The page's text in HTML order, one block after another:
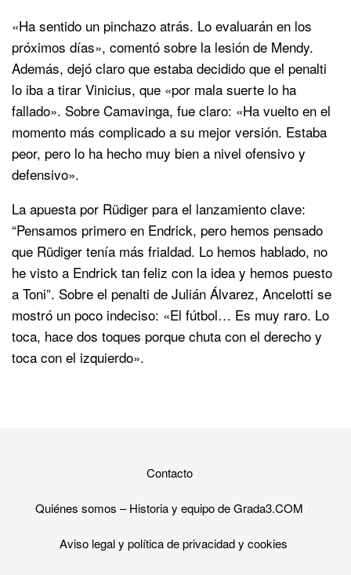
«Ha sentido un pinchazo atrás. Lo evaluarán en los
próximos días», comentó sobre la lesión de Mendy.
Además, dejó claro que estaba decidido que el penalti
lo iba a tirar Vinicius, que «por mala suerte lo ha
fallado». Sobre Camavinga, fue claro: «Ha vuelto en el
momento más complicado a su mejor versión. Estaba
peor, pero lo ha hecho muy bien a nivel ofensivo y
defensivo».
La apuesta por Rüdiger para el lanzamiento clave:
“Pensamos primero en Endrick, pero hemos pensado
que Rüdiger tenía más frialdad. Lo hemos hablado, no
he visto a Endrick tan feliz con la idea y hemos puesto
a Toni”. Sobre el penalti de Julián Álvarez, Ancelotti se
mostró un poco indeciso: «El fútbol… Es muy raro. Lo
toca, hace dos toques porque chuta con el derecho y
toca con el izquierdo».
Contacto
Quiénes somos – Historia y equipo de Grada3.COM
Aviso legal y política de privacidad y cookies​